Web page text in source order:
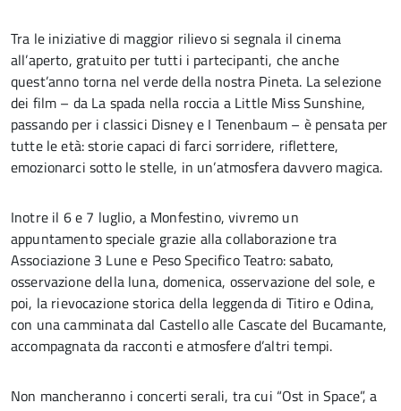
Tra le iniziative di maggior rilievo si segnala il cinema
all’aperto, gratuito per tutti i partecipanti, che anche
quest’anno torna nel verde della nostra Pineta. La selezione
dei film – da La spada nella roccia a Little Miss Sunshine,
passando per i classici Disney e I Tenenbaum – è pensata per
tutte le età: storie capaci di farci sorridere, riflettere,
emozionarci sotto le stelle, in un’atmosfera davvero magica.
Inotre il 6 e 7 luglio, a Monfestino, vivremo un
appuntamento speciale grazie alla collaborazione tra
Associazione 3 Lune e Peso Specifico Teatro: sabato,
osservazione della luna, domenica, osservazione del sole, e
poi, la rievocazione storica della leggenda di Titiro e Odina,
con una camminata dal Castello alle Cascate del Bucamante,
accompagnata da racconti e atmosfere d’altri tempi.
Non mancheranno i concerti serali, tra cui “Ost in Space”, a